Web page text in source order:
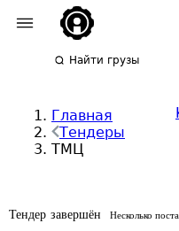
Найти грузы
Главная
Тендеры
ТМЦ
Тендер завершён Несколько